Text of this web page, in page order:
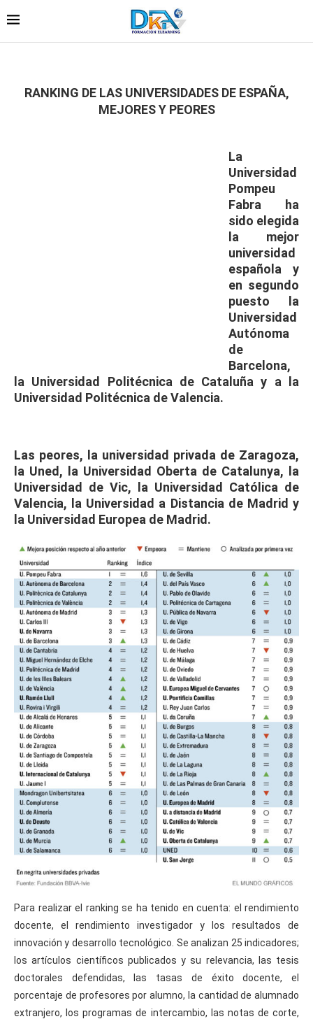
RANKING DE LAS UNIVERSIDADES DE ESPAÑA,
MEJORES Y PEORES
La
Universidad
Pompeu
Fabra ha
sido elegida
la mejor
universidad
española y
en segundo
puesto la
Universidad
Autónoma
de
Barcelona,
la Universidad Politécnica de Cataluña y a la
Universidad Politécnica de Valencia.
Las peores, la universidad privada de Zaragoza,
la Uned, la Universidad Oberta de Catalunya, la
Universidad de Vic, la Universidad Católica de
Valencia, la Universidad a Distancia de Madrid y
la Universidad Europea de Madrid.
Para realizar el ranking se ha tenido en cuenta: el rendimiento
docente, el rendimiento investigador y los resultados de
innovación y desarrollo tecnológico. Se analizan 25 indicadores;
los artículos científicos publicados y su relevancia, las tesis
doctorales defendidas, las tasas de éxito docente, el
porcentaje de profesores por alumno, la cantidad de alumnado
extranjero, los programas de intercambio, las notas de corte,